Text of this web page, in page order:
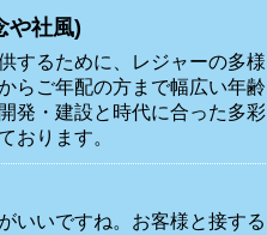
や社風)
するために、レジャーの多様
らご年配の方まで幅広い年齢
発・建設と時代に合った多彩
おります。
いいですね。お客様と接する